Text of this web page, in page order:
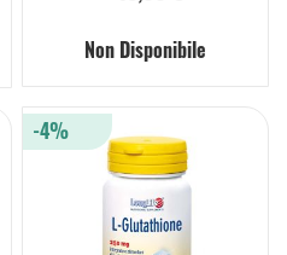
Non Disponibile
-4%